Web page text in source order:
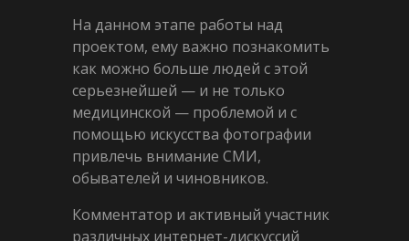
На данном этапе работы над
проектом, ему важно познакомить
как можно больше людей с этой
серьезнейшей — и не только
медицинской — проблемой и с
помощью искусства фотографии
привлечь внимание СМИ,
обывателей и чиновников.
Комментатор и активный участник
различных интернет-дискуссий